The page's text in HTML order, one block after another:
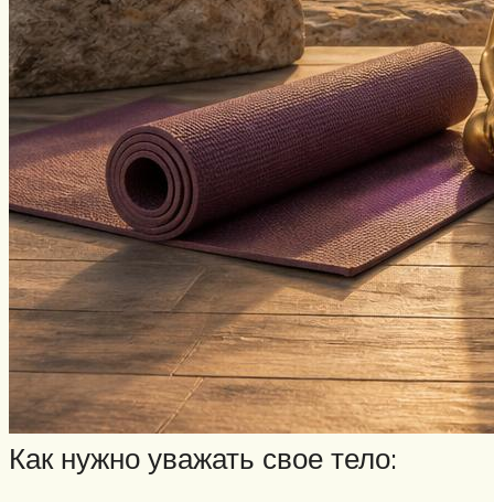
Как нужно уважать свое тело: